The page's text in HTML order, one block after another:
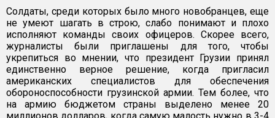
Солдаты, среди которых было много новобранцев, еще
не умеют шагать в строю, слабо понимают и плохо
исполняют команды своих офицеров. Скорее всего,
журналисты были приглашены для того, чтобы
укрепиться во мнении, что президент Грузии принял
единственно верное решение, когда пригласил
американских специалистов для обеспечения
обороноспособности грузинской армии. Тем более, что
на армию бюджетом страны выделено менее 20
миллионов долларов, когда самую малость нужно в 3-4